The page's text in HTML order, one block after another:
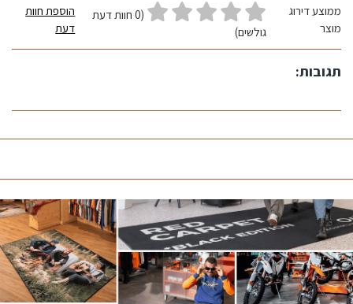
ממוצע דירוג
מוצר
(0 חוות דעת
גולשים)
הוספת חוות
דעת
תגובות: